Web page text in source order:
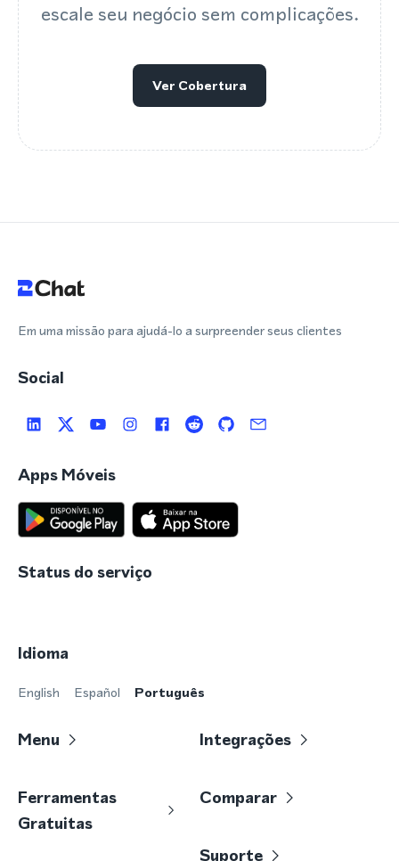
escale seu negócio sem complicações.
Ver Cobertura
Em uma missão para ajudá-lo a surpreender seus clientes
Social
Apps Móveis
Status do serviço
Idioma
English Español Português
Menu Integrações
Ferramentas
Gratuitas
Comparar
Suporte